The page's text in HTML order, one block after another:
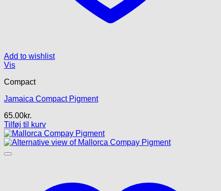
Add to wishlist
Vis
Compact
Jamaica Compact Pigment
65.00kr.
Tilføj til kurv